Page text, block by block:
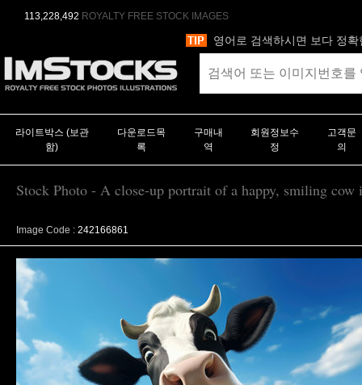
영어로 검색하시면 보다 정
113,228,492 ROYALTY FREE STOCK IMAGES
라이트박스 (보관
함)
다운로드목
록
구매내
역
회원정보수
정
고객문
의
Stock Photo - A close-up portrait of a happy, smiling
Image Code : 242166861